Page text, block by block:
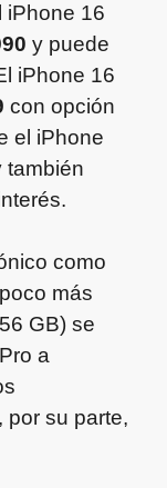
iPhone 16
y puede
iPhone 16
con opción
el iPhone
también
como
más
GB) se
a
por su parte,